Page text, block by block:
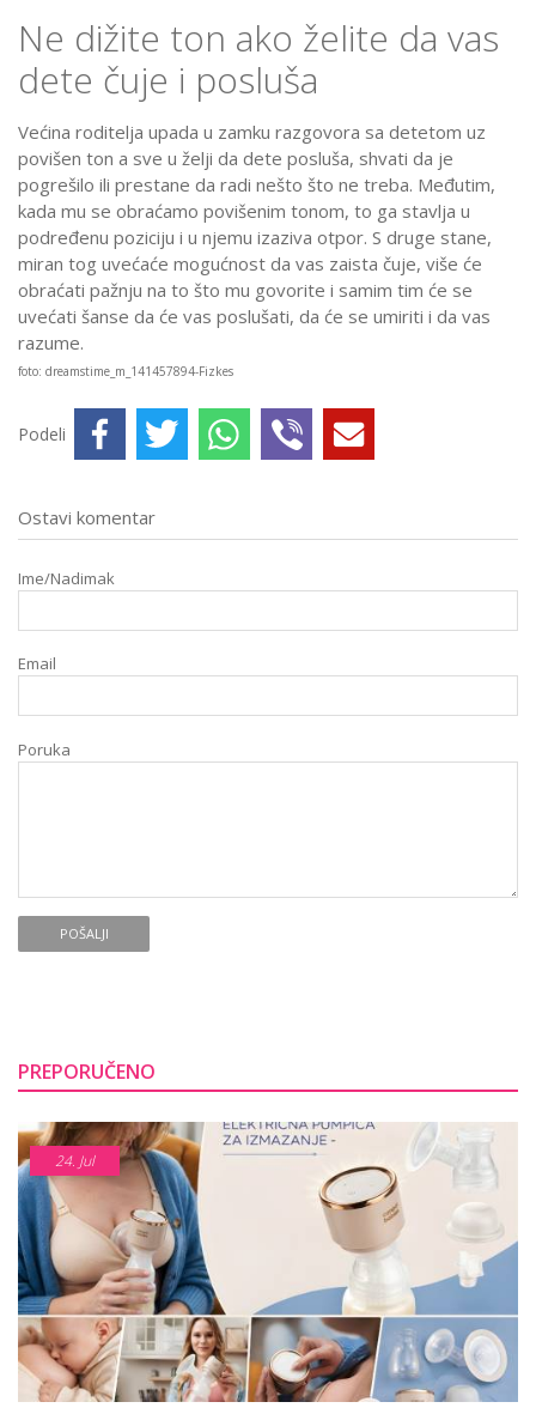
Ne dižite ton ako želite da vas
dete čuje i posluša
Većina roditelja upada u zamku razgovora sa detetom uz
povišen ton a sve u želji da dete posluša, shvati da je
pogrešilo ili prestane da radi nešto što ne treba. Međutim,
kada mu se obraćamo povišenim tonom, to ga stavlja u
podređenu poziciju i u njemu izaziva otpor. S druge stane,
miran tog uvećaće mogućnost da vas zaista čuje, više će
obraćati pažnju na to što mu govorite i samim tim će se
uvećati šanse da će vas poslušati, da će se umiriti i da vas
razume.
foto: dreamstime_m_141457894-Fizkes
Podeli
Ostavi komentar
Ime/Nadimak
Email
Poruka
POŠALJI
PREPORUČENO
24. Jul